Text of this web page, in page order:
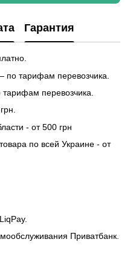
Гарантия
тарифам перевозчика.
перевозчика.
- от 500 грн
по всей Украине - от
Приватбанк.